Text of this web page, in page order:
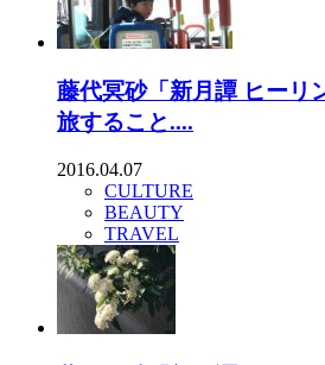
藤代冥砂「新月譚 ヒーリ
旅すること....
2016.04.07
CULTURE
BEAUTY
TRAVEL